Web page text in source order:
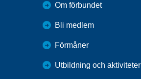
Om förbundet
Bli medlem
Förmåner
Utbildning och aktiviteter